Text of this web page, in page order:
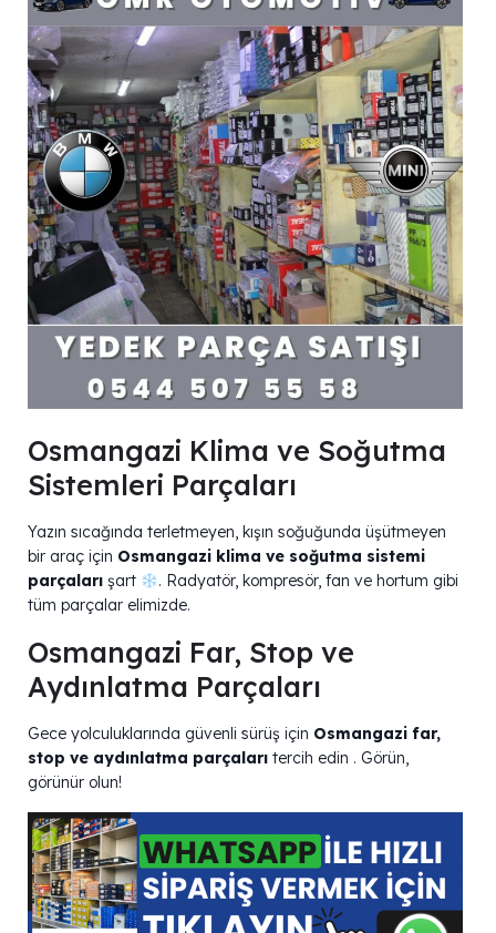
Osmangazi Klima ve Soğutma
Sistemleri Parçaları
Yazın sıcağında terletmeyen, kışın soğuğunda üşütmeyen
bir araç için Osmangazi klima ve soğutma sistemi
parçaları şart
. Radyatör, kompresör, fan ve hortum gibi
tüm parçalar elimizde.
Osmangazi Far, Stop ve
Aydınlatma Parçaları
Gece yolculuklarında güvenli sürüş için Osmangazi far,
stop ve aydınlatma parçaları tercih edin . Görün,
görünür olun!